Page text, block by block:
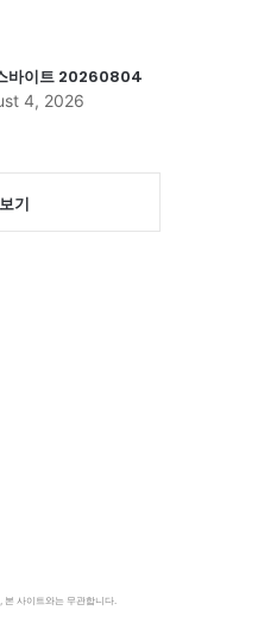
바이트 20260804
4, 2026
기
사이트와는 무관합니다.